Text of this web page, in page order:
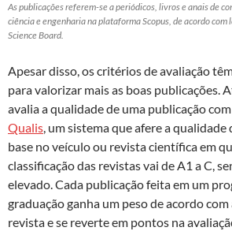
As publicações referem-se a periódicos, livros e anais de
ciência e engenharia na plataforma Scopus, de acordo
Science Board.
Apesar disso, os critérios de avaliação
para valorizar mais as boas publicações.
avalia a qualidade de uma publicação
Qualis, um sistema que afere a
base no veículo ou revista científica em
classificação das revistas vai de A1 a C,
elevado. Cada publicação feita em um
graduação ganha um peso de acordo
revista e se reverte em pontos na